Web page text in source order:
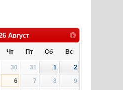
Август
Чт Пт Сб Вс
30 31 1
2
6 7 8
9